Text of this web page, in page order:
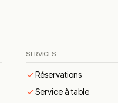
pure tradition.
SERVICES
Réservations
Service à table